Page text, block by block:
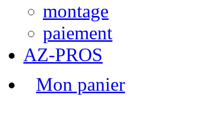
montage
paiement
AZ-PROS
Mon panier